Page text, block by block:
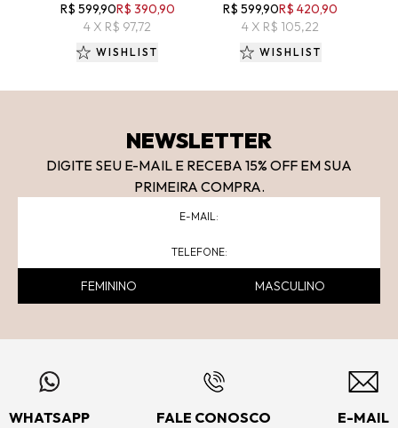
R$ 599,90R$ 390,90
4 X R$ 97,72
WISHLIST
R$ 599,90R$ 420,90
4 X R$ 105,22
WISHLIST
NEWSLETTER
DIGITE SEU E-MAIL E RECEBA 15% OFF EM SUA
PRIMEIRA COMPRA.
FEMININO MASCULINO
WHATSAPP FALE CONOSCO E-MAIL